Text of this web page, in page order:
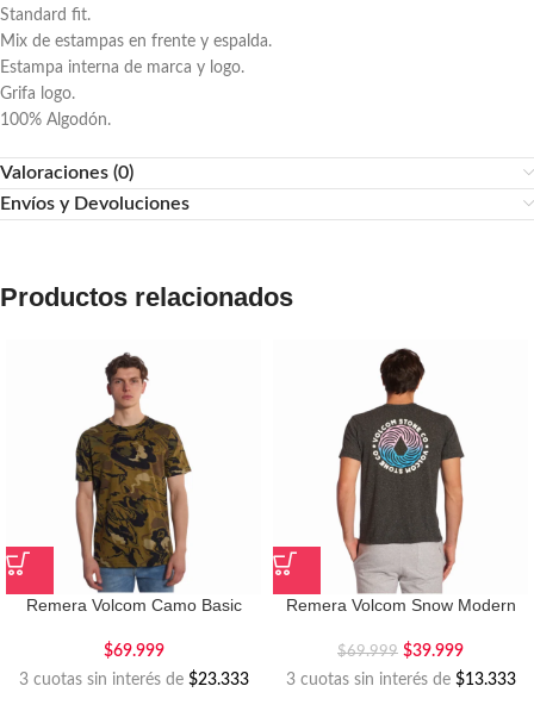
Standard fit.
Mix de estampas en frente y espalda.
Estampa interna de marca y logo.
Grifa logo.
100% Algodón.
Valoraciones (0)
Envíos y Devoluciones
Productos relacionados
Remera Volcom Camo Basic
$69.999
3 cuotas sin interés de $23.333
Remera Volcom Snow Modern
$69.999 $39.999
3 cuotas sin interés de $13.333